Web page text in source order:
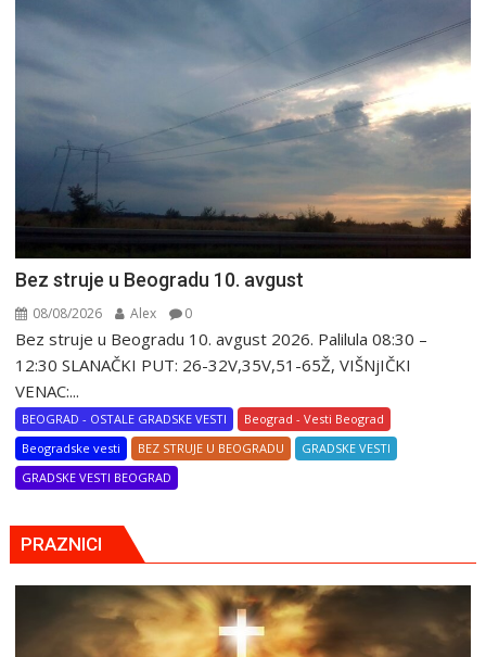
Bez struje u Beogradu 10. avgust
08/08/2026 Alex 0
Bez struje u Beogradu 10. avgust 2026. Palilula 08:30 –
12:30 SLANAČKI PUT: 26-32V,35V,51-65Ž, VIŠNjIČKI
VENAC:...
BEOGRAD - OSTALE GRADSKE VESTI
Beograd - Vesti Beograd
Beogradske vesti
BEZ STRUJE U BEOGRADU
GRADSKE VESTI
GRADSKE VESTI BEOGRAD
PRAZNICI